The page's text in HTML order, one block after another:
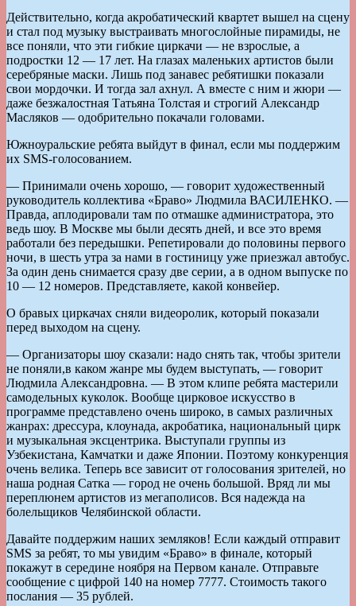
Действительно, когда акробатический квартет вышел на сцену
и стал под музыку выстраивать многослойные пирамиды, не
все поняли, что эти гибкие циркачи — не взрослые, а
подростки 12 — 17 лет. На глазах маленьких артистов были
серебряные маски. Лишь под занавес ребятишки показали
свои мордочки. И тогда зал ахнул. А вместе с ним и жюри —
даже безжалостная Татьяна Толстая и строгий Александр
Масляков — одобрительно покачали головами.
Южноуральские ребята выйдут в финал, если мы поддержим
их SMS-голосованием.
— Принимали очень хорошо, — говорит художественный
руководитель коллектива «Браво» Людмила ВАСИЛЕНКО. —
Правда, аплодировали там по отмашке администратора, это
ведь шоу. В Москве мы были десять дней, и все это время
работали без передышки. Репетировали до половины первого
ночи, в шесть утра за нами в гостиницу уже приезжал автобус.
За один день снимается сразу две серии, а в одном выпуске по
10 — 12 номеров. Представляете, какой конвейер.
О бравых циркачах сняли видеоролик, который показали
перед выходом на сцену.
— Организаторы шоу сказали: надо снять так, чтобы зрители
не поняли,в каком жанре мы будем выступать, — говорит
Людмила Александровна. — В этом клипе ребята мастерили
самодельных куколок. Вообще цирковое искусство в
программе представлено очень широко, в самых различных
жанрах: дрессура, клоунада, акробатика, национальный цирк
и музыкальная эксцентрика. Выступали группы из
Узбекистана, Камчатки и даже Японии. Поэтому конкуренция
очень велика. Теперь все зависит от голосования зрителей, но
наша родная Сатка — город не очень большой. Вряд ли мы
переплюнем артистов из мегаполисов. Вся надежда на
болельщиков Челябинской области.
Давайте поддержим наших земляков! Если каждый отправит
SMS за ребят, то мы увидим «Браво» в финале, который
покажут в середине ноября на Первом канале. Отправьте
сообщение с цифрой 140 на номер 7777. Стоимость такого
послания — 35 рублей.